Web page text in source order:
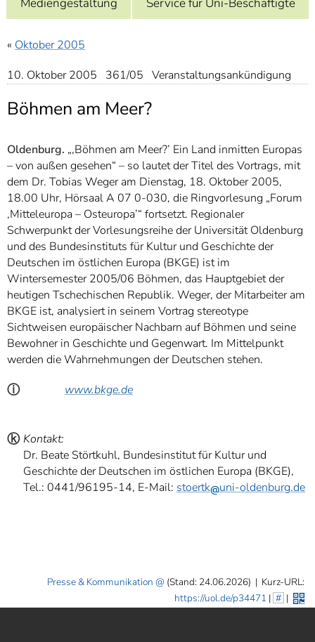
7]
Informationen zur
« Oktober 2005
10. Oktober 2005 361/05 Veranstaltungsankündigung
Böhmen am Meer?
Oldenburg. „‚Böhmen am Meer?’ Ein Land inmitten Europas
– von außen gesehen“ – so lautet der Titel des Vortrags, mit
dem Dr. Tobias Weger am Dienstag, 18. Oktober 2005,
18.00 Uhr, Hörsaal A 07 0-030, die Ringvorlesung „Forum
‚Mitteleuropa – Osteuropa’“ fortsetzt. Regionaler
Schwerpunkt der Vorlesungsreihe der Universität Oldenburg
und des Bundesinstituts für Kultur und Geschichte der
Deutschen im östlichen Europa (BKGE) ist im
Wintersemester 2005/06 Böhmen, das Hauptgebiet der
heutigen Tschechischen Republik. Weger, der Mitarbeiter am
BKGE ist, analysiert in seinem Vortrag stereotype
Sichtweisen europäischer Nachbarn auf Böhmen und seine
Bewohner in Geschichte und Gegenwart. Im Mittelpunkt
werden die Wahrnehmungen der Deutschen stehen.
ⓘ www.bkge.de
ⓚ Kontakt:
Dr. Beate Störtkuhl, Bundesinstitut für Kultur und
Geschichte der Deutschen im östlichen Europa (BKGE),
Tel.: 0441/96195-14, E-Mail: stoertk uni-oldenburg.de
Presse & Kommunikation (Stand: 24.06.2026) | Kurz-URL:
https://uol.de/p34471 | # |